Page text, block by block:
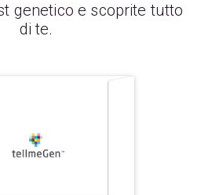
genetico e scoprite tutto
di te.